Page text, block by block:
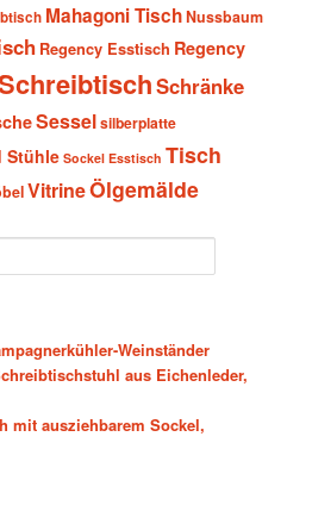
Mahagoni TischNussbaum
Regency Esstisch Regency
Schränke
Sesselsilberplatte
Stühle Sockel Esstisch Tisch
VitrineÖlgemälde
Weinständer
aus Eichenleder,
mit ausziehbarem Sockel,